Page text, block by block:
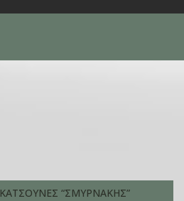
ΚΑΤΣΟΎΝΕΣ “ΣΜΥΡΝΆΚΗΣ”